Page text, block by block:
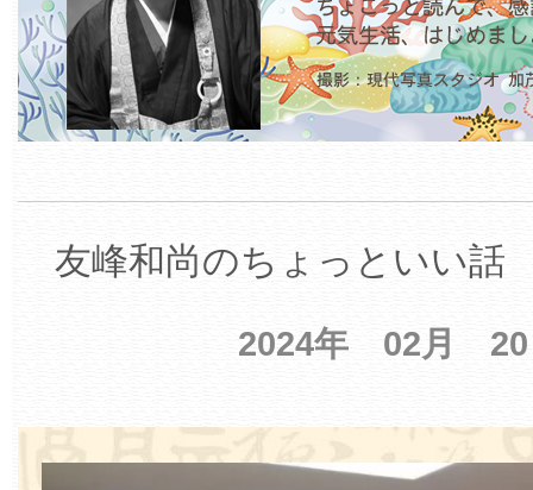
友峰和尚のちょっといい話
2024年 02月